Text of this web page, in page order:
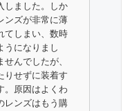
しました。しか
ンズが非常に薄
てしまい、数時
うになりまし
んでしたが、
りせずに装着す
。原因はよくわ
レンズはもう購